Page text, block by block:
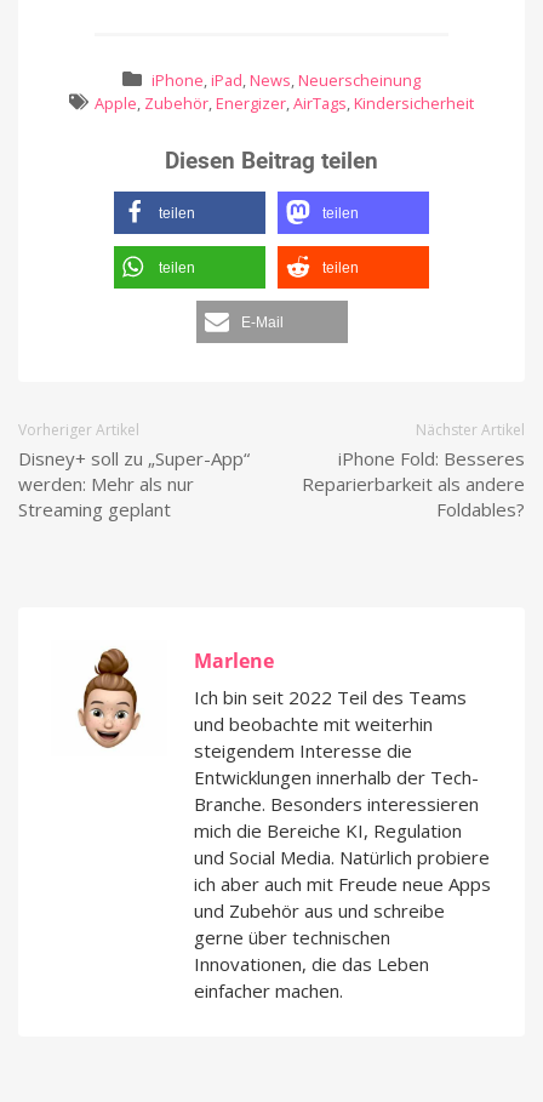
iPhone, iPad, News, Neuerscheinung
Apple, Zubehör, Energizer,AirTags, Kindersicherheit
Diesen Beitrag teilen
teilen teilen
teilen teilen
E-Mail
Vorheriger Artikel
Disney+ soll zu „Super-App“
werden: Mehr als nur
Streaming geplant
Nächster Artikel
iPhone Fold: Besseres
Reparierbarkeit als andere
Foldables?
Marlene
Ich bin seit 2022 Teil des Teams
und beobachte mit weiterhin
steigendem Interesse die
Entwicklungen innerhalb der Tech-
Branche. Besonders interessieren
mich die Bereiche KI, Regulation
und Social Media. Natürlich probiere
ich aber auch mit Freude neue Apps
und Zubehör aus und schreibe
gerne über technischen
Innovationen, die das Leben
einfacher machen.